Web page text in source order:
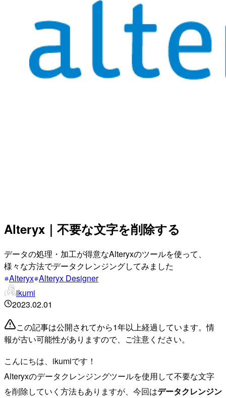
Alteryx｜不要な文字を削除する
データの処理・加工が得意なAlteryxのツールを使って、
様々な方法でデータクレンジングしてみました
Alteryx Alteryx Designer
ikumi
2023.02.01
この記事は公開されてから1年以上経過しています。情
報が古い可能性がありますので、ご注意ください。
こんにちは、ikumiです！
Alteryxのデータクレンジングツールを使用して不要な文字
を削除していく方法もありますが、今回はデータクレンジン